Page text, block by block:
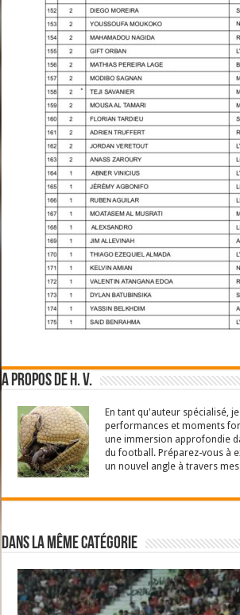
A propos de H. V.
En tant qu'auteur spécialisé,
performances et moments
une immersion approfondie
du football. Préparez-vous à
un nouvel angle à travers
Dans la même catégorie